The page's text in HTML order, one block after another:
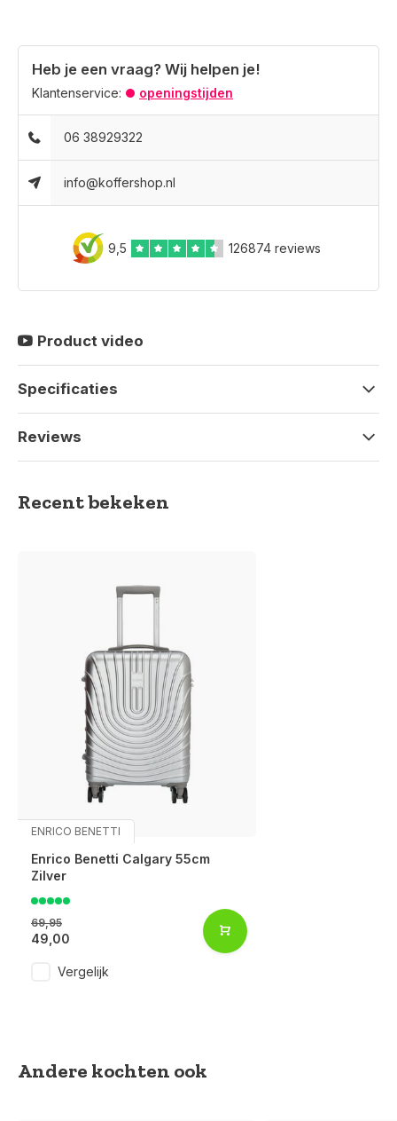
Heb je een vraag? Wij helpen je!
Klantenservice: openingstijden
06 38929322
info@koffershop.nl
9,5 126874 reviews
Product video
Specificaties
Reviews
Recent bekeken
ENRICO BENETTI
Enrico Benetti Calgary 55cm
Zilver
69,95
49,00
Vergelijk
Andere kochten ook